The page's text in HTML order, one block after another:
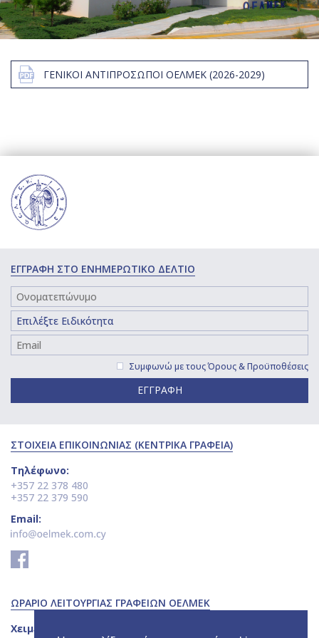
ΓΕΝΙΚΟΙ ΑΝΤΙΠΡΟΣΩΠΟΙ ΟΕΛΜΕΚ (2026-2029)
ΕΓΓΡΑΦΗ ΣΤΟ ΕΝΗΜΕΡΩΤΙΚΟ ΔΕΛΤΙΟ
Συμφωνώ με τουςΌρους & Προϋποθέσεις
ΕΓΓΡΑΦΗ
ΣΤΟΙΧΕΙΑ ΕΠΙΚΟΙΝΩΝΙΑΣ (ΚΕΝΤΡΙΚΑ ΓΡΑΦΕΙΑ)
Τηλέφωνο:
+357 22 378 480
+357 22 379 590
Email:
ΩΡΑΡΙΟ ΛΕΙΤΟΥΡΓΙΑΣ ΓΡΑΦΕΙΩΝ ΟΕΛΜΕΚ
Χειμερινό Ωράριο: